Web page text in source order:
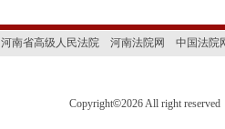
河南省高级人民法院 河南法院网 中国法院
Copyright©2026 All right